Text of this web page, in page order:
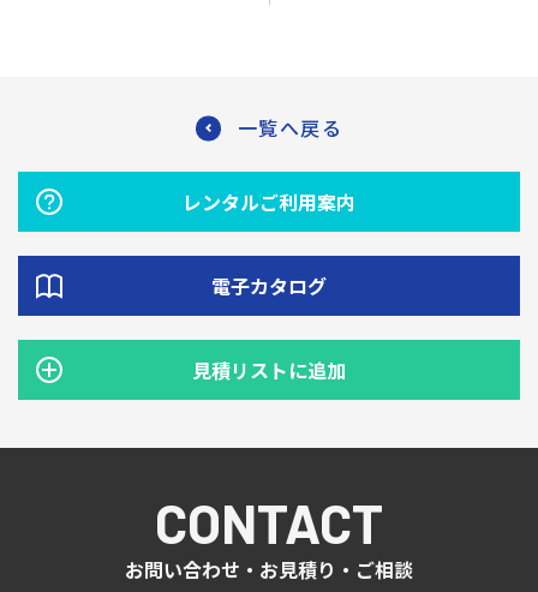
一覧へ戻る
レンタルご利用案内
電子カタログ
見積リストに追加
CONTACT
お問い合わせ・お見積り・ご相談